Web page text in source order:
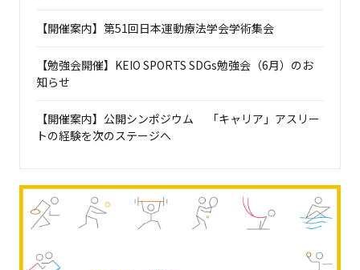
【開催案内】第51回日本運動療法学会学術集会
【勉強会開催】KEIO SPORTS SDGs勉強会（6月）のお
知らせ
【開催案内】公開シンポジウム 「キャリア」アスリー
トの経験を次のステージへ